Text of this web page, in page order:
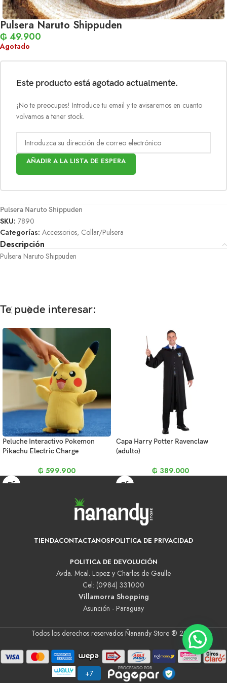
Pulsera Naruto Shippuden
₲ 49.900
Agotado
Este producto está agotado actualmente.
¡No te preocupes! Introduce tu email y te avisaremos en cuanto
volvamos a tener stock.
AÑADIR A LA LISTA DE ESPERA
Pulsera Naruto Shippuden
SKU: 7890
Categorías: Accessorios, Collar/Pulsera
Descripción
Pulsera Naruto Shippuden
Te puede interesar:
Peluche Interactivo Pokemon
Pikachu Electric Charge
₲ 599.900
Capa Harry Potter Ravenclaw
(adulto)
₲ 389.000
TIENDACONTACTANOSPOLITICA DE PRIVACIDAD
POLITICA DE DEVOLUCIÓN
Avda. Mcal. Lopez y Charles de Gaulle
Cel: (0984) 331000
Villamorra Shopping
Asunción - Paraguay
Todos los derechos reservados Ñanandy Store ® 2025